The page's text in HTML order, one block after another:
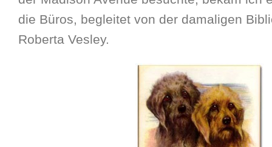
die Büros, begleitet von der damaligen
Roberta Vesley.